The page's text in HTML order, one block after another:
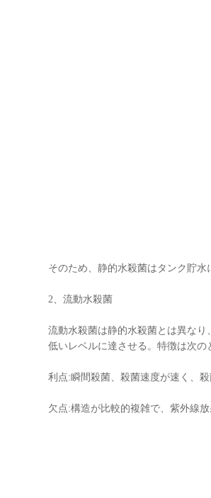
そのため、静的水殺菌はタンク貯
2、流動水殺菌
流動水殺菌は静的水殺菌とは異な
低いレベルに達させる。特徴は次の
利点:瞬間殺菌、殺菌速度が速く、
欠点:構造が比較的複雑で、紫外線